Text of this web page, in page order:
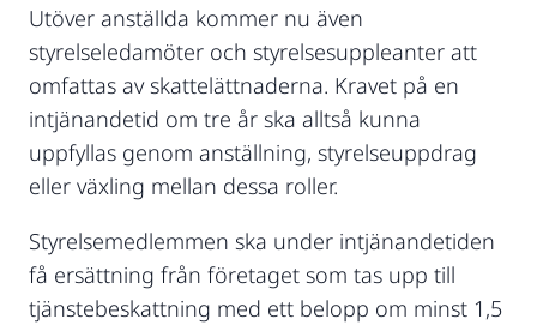
Utöver anställda kommer nu även
styrelseledamöter och styrelsesuppleanter att
omfattas av skattelättnaderna. Kravet på en
intjänandetid om tre år ska alltså kunna
uppfyllas genom anställning, styrelseuppdrag
eller växling mellan dessa roller.
Styrelsemedlemmen ska under intjänandetiden
få ersättning från företaget som tas upp till
tjänstebeskattning med ett belopp om minst 1,5